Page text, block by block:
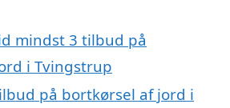
mindst 3 tilbud på
i Tvingstrup
på bortkørsel af jord i